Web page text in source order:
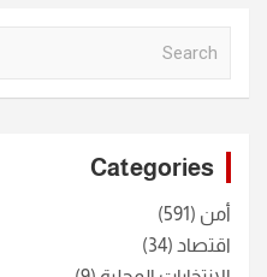
Categories
أمن (591)
اقتصاد (34)